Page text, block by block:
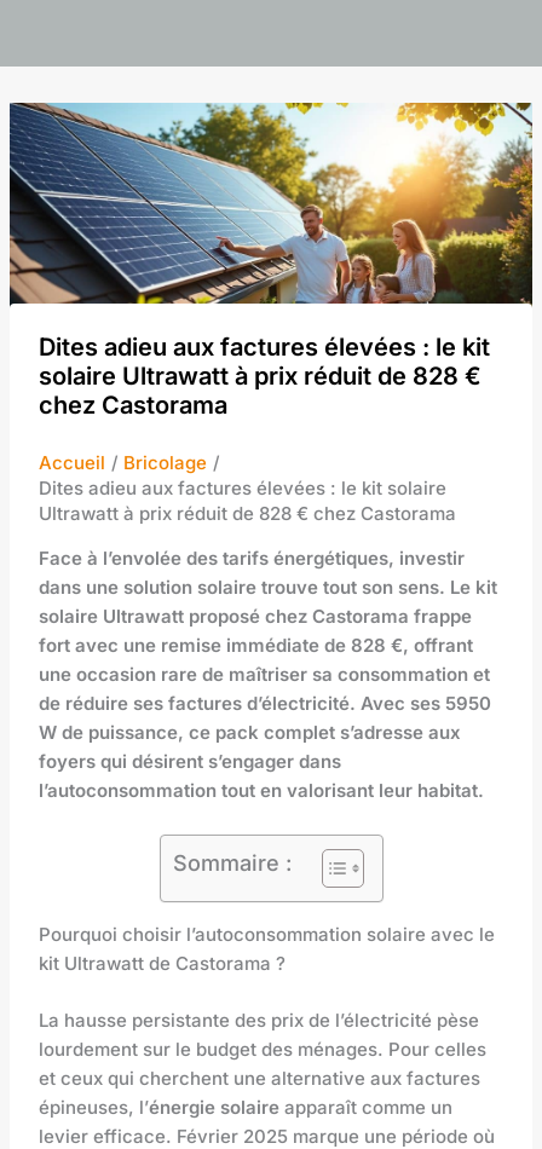
Dites adieu aux factures élevées : le kit
solaire Ultrawatt à prix réduit de 828 €
chez Castorama
Accueil
Bricolage
Dites adieu aux factures élevées : le kit solaire
Ultrawatt à prix réduit de 828 € chez Castorama
Face à l’envolée des tarifs énergétiques, investir
dans une solution solaire trouve tout son sens. Le kit
solaire Ultrawatt proposé chez Castorama frappe
fort avec une remise immédiate de 828 €, offrant
une occasion rare de maîtriser sa consommation et
de réduire ses factures d’électricité. Avec ses 5950
W de puissance, ce pack complet s’adresse aux
foyers qui désirent s’engager dans
l’autoconsommation tout en valorisant leur habitat.
Sommaire :
Pourquoi choisir l’autoconsommation solaire avec le
kit Ultrawatt de Castorama ?
La hausse persistante des prix de l’électricité pèse
lourdement sur le budget des ménages. Pour celles
et ceux qui cherchent une alternative aux factures
épineuses, l’énergie solaire apparaît comme un
levier efficace. Février 2025 marque une période où